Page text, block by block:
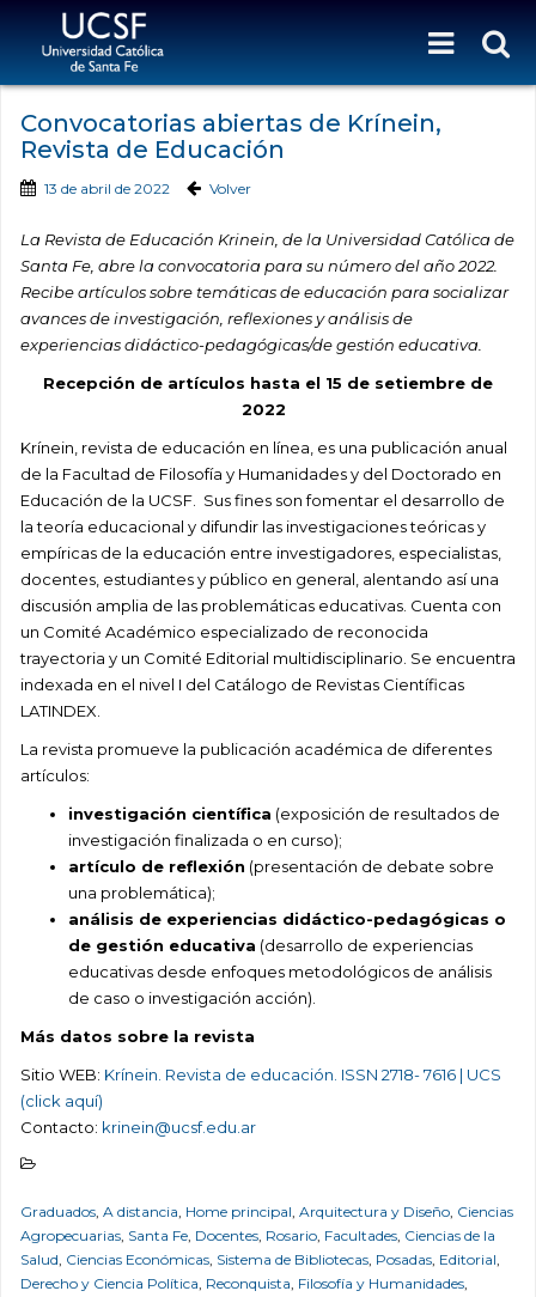
Convocatorias abiertas de Krínein,
Revista de Educación
13 de abril de 2022 Volver
La Revista de Educación Krinein, de la Universidad Católica de
Santa Fe, abre la convocatoria para su número del año 2022.
Recibe artículos sobre temáticas de educación para socializar
avances de investigación, reflexiones y análisis de
experiencias didáctico-pedagógicas/de gestión educativa.
Recepción de artículos hasta el 15 de setiembre de
2022
Krínein, revista de educación en línea, es una publicación anual
de la Facultad de Filosofía y Humanidades y del Doctorado en
Educación de la UCSF. Sus fines son fomentar el desarrollo de
la teoría educacional y difundir las investigaciones teóricas y
empíricas de la educación entre investigadores, especialistas,
docentes, estudiantes y público en general, alentando así una
discusión amplia de las problemáticas educativas. Cuenta con
un Comité Académico especializado de reconocida
trayectoria y un Comité Editorial multidisciplinario. Se encuentra
indexada en el nivel I del Catálogo de Revistas Científicas
LATINDEX.
La revista promueve la publicación académica de diferentes
artículos:
investigación científica (exposición de resultados de
investigación finalizada o en curso);
artículo de reflexión (presentación de debate sobre
una problemática);
análisis de experiencias didáctico-pedagógicas o
de gestión educativa (desarrollo de experiencias
educativas desde enfoques metodológicos de análisis
de caso o investigación acción).
Más datos sobre la revista
Sitio WEB: Krínein. Revista de educación. ISSN 2718- 7616 | UCS
(click aquí)
Contacto: krinein@ucsf.edu.ar
Graduados, A distancia, Home principal, Arquitectura y Diseño, Ciencias
Agropecuarias, Santa Fe, Docentes, Rosario, Facultades, Ciencias de la
Salud, Ciencias Económicas, Sistema de Bibliotecas, Posadas, Editorial,
Derecho y Ciencia Política, Reconquista, Filosofía y Humanidades,